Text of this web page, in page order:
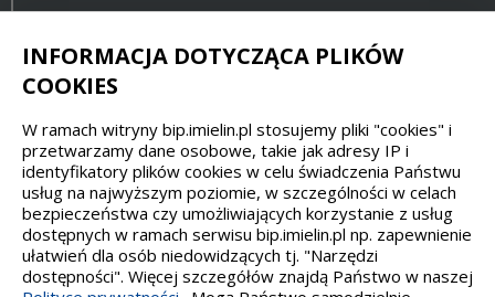
Ostatnia aktualizacja BIP: 23.11.2021 12:00
Spełniamy standardy dostępności oraz W3C
WCAG 2.1 SECTION 508 EAA/EN 301549
IS 5568
INFORMACJA DOTYCZĄCA PLIKÓW
COOKIES
W ramach witryny bip.imielin.pl stosujemy pliki "cookies" i
przetwarzamy dane osobowe, takie jak adresy IP i
identyfikatory plików cookies w celu świadczenia Państwu
usług na najwyższym poziomie, w szczególności w celach
bezpieczeństwa czy umożliwiających korzystanie z usług
dostępnych w ramach serwisu bip.imielin.pl np. zapewnienie
ułatwień dla osób niedowidzących tj. "Narzędzi
dostępności". Więcej szczegółów znajdą Państwo w naszej